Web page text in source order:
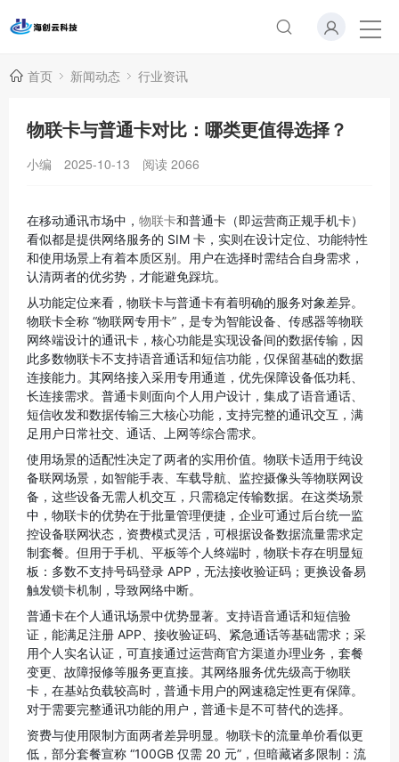
首页 新闻动态 行业资讯
物联卡与普通卡对比：哪类更值得选择？
小编 2025-10-13 阅读 2066
在移动通讯市场中， 物联卡和普通卡（即运营商正规手机卡）
看似都是提供网络服务的 SIM 卡，实则在设计定位、功能特性
和使用场景上有着本质区别。用户在选择时需结合自身需求，
认清两者的优劣势，才能避免踩坑。
从功能定位来看，物联卡与普通卡有着明确的服务对象差异。
物联卡全称 “物联网专用卡”，是专为智能设备、传感器等物联
网终端设计的通讯卡，核心功能是实现设备间的数据传输，因
此多数物联卡不支持语音通话和短信功能，仅保留基础的数据
连接能力。其网络接入采用专用通道，优先保障设备低功耗、
长连接需求。普通卡则面向个人用户设计，集成了语音通话、
短信收发和数据传输三大核心功能，支持完整的通讯交互，满
足用户日常社交、通话、上网等综合需求。
使用场景的适配性决定了两者的实用价值。物联卡适用于纯设
备联网场景，如智能手表、车载导航、监控摄像头等物联网设
备，这些设备无需人机交互，只需稳定传输数据。在这类场景
中，物联卡的优势在于批量管理便捷，企业可通过后台统一监
控设备联网状态，资费模式灵活，可根据设备数据流量需求定
制套餐。但用于手机、平板等个人终端时，物联卡存在明显短
板：多数不支持号码登录 APP，无法接收验证码；更换设备易
触发锁卡机制，导致网络中断。
普通卡在个人通讯场景中优势显著。支持语音通话和短信验
证，能满足注册 APP、接收验证码、紧急通话等基础需求；采
用个人实名认证，可直接通过运营商官方渠道办理业务，套餐
变更、故障报修等服务更直接。其网络服务优先级高于物联
卡，在基站负载较高时，普通卡用户的网速稳定性更有保障。
对于需要完整通讯功能的用户，普通卡是不可替代的选择。
资费与使用限制方面两者差异明显。物联卡的流量单价看似更
低，部分套餐宣称 “100GB 仅需 20 元”，但暗藏诸多限制：流